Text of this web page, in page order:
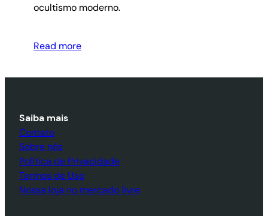
ocultismo moderno.
Read more
Saiba mais
Contato
Sobre nós
Política de Privacidade
Termos de Uso
Nossa loja no mercado livre